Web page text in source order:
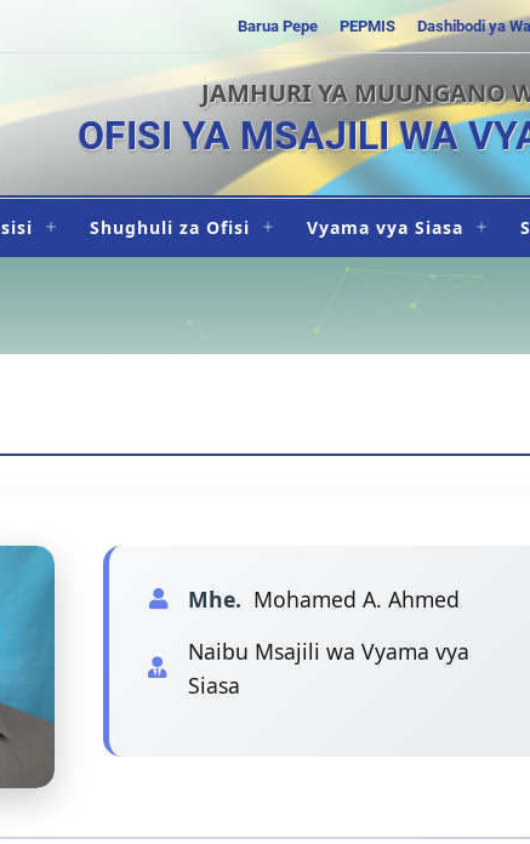
Barua Pepe PEPMIS Dashibodi ya
JAMHURI YA MUUNGANO
OFISI YA MSAJILI WA
Shughuli za Ofisi Vyama vya Siasa
Mhe. Mohamed A. Ahmed
Naibu Msajili wa Vyama vya
Siasa